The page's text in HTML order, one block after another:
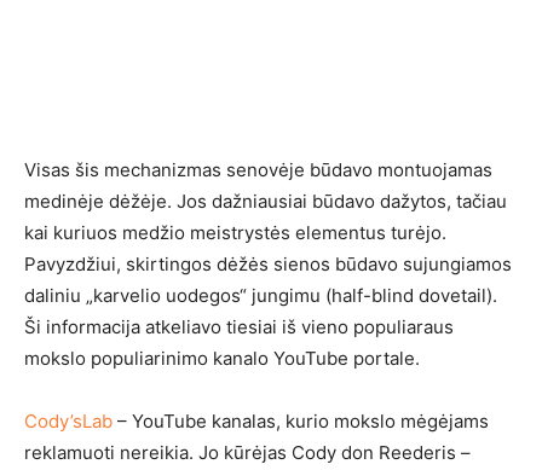
Visas šis mechanizmas senovėje būdavo montuojamas
medinėje dėžėje. Jos dažniausiai būdavo dažytos, tačiau
kai kuriuos medžio meistrystės elementus turėjo.
Pavyzdžiui, skirtingos dėžės sienos būdavo sujungiamos
daliniu „karvelio uodegos“ jungimu (half-blind dovetail).
Ši informacija atkeliavo tiesiai iš vieno populiaraus
mokslo populiarinimo kanalo YouTube portale.
Cody’sLab – YouTube kanalas, kurio mokslo mėgėjams
reklamuoti nereikia. Jo kūrėjas Cody don Reederis –